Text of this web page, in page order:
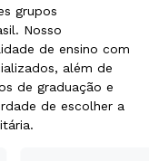
grupos
Nosso
de ensino com
além de
de graduação e
de escolher a